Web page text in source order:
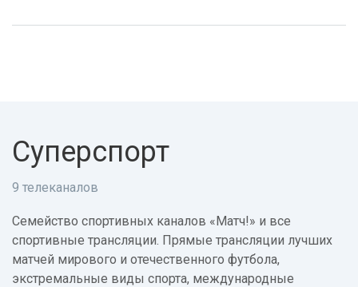
Суперспорт
9 телеканалов
Семейство спортивных каналов «Матч!» и все
спортивные трансляции. Прямые трансляции лучших
матчей мирового и отечественного футбола,
экстремальные виды спорта, международные